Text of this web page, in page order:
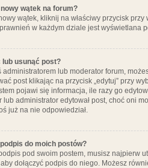
wątek na forum?
wątek, kliknij na właściwy przycisk
w każdym dziale jest wyświetlana
usunąć post?
administratorem lub moderator forum,
post klikając na przycisk „edytuj” przy
pojawi się informacja, ile razy go
lub administrator edytował post, choć oni
już na nie odpowiedział.
do moich postów?
pod swoim postem, musisz najpierw
dołączyć podpis do niego. Możesz